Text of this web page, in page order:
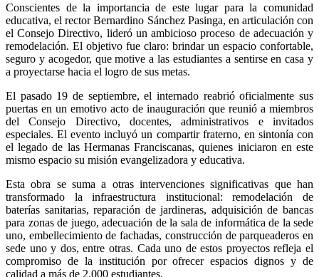
Conscientes de la importancia de este lugar para la comunidad
educativa, el rector Bernardino Sánchez Pasinga, en articulación con
el Consejo Directivo, lideró un ambicioso proceso de adecuación y
remodelación. El objetivo fue claro: brindar un espacio confortable,
seguro y acogedor, que motive a las estudiantes a sentirse en casa y
a proyectarse hacia el logro de sus metas.
El pasado 19 de septiembre, el internado reabrió oficialmente sus
puertas en un emotivo acto de inauguración que reunió a miembros
del Consejo Directivo, docentes, administrativos e invitados
especiales. El evento incluyó un compartir fraterno, en sintonía con
el legado de las Hermanas Franciscanas, quienes iniciaron en este
mismo espacio su misión evangelizadora y educativa.
Esta obra se suma a otras intervenciones significativas que han
transformado la infraestructura institucional: remodelación de
baterías sanitarias, reparación de jardineras, adquisición de bancas
para zonas de juego, adecuación de la sala de informática de la sede
uno, embellecimiento de fachadas, construcción de parqueaderos en
sede uno y dos, entre otras. Cada uno de estos proyectos refleja el
compromiso de la institución por ofrecer espacios dignos y de
calidad a más de 2.000 estudiantes.